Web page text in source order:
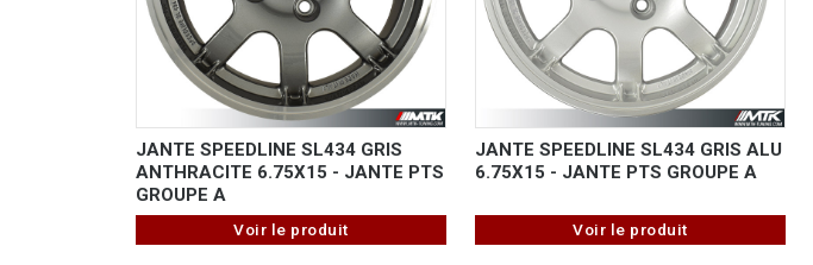
JANTE SPEEDLINE SL434 GRIS
ANTHRACITE 6.75X15 - JANTE PTS
GROUPE A
Voir le produit
JANTE SPEEDLINE SL434 GRIS ALU
6.75X15 - JANTE PTS GROUPE A
Voir le produit